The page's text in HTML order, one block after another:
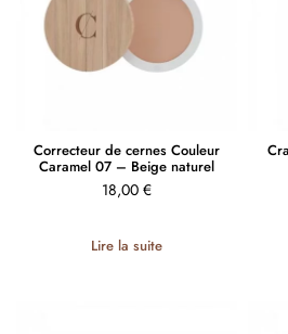
Correcteur de cernes Couleur
Caramel 07 – Beige naturel
18,00 €
Lire la suite